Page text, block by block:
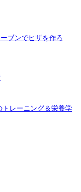
ブンでピザを作ろ
トレーニング＆栄養学